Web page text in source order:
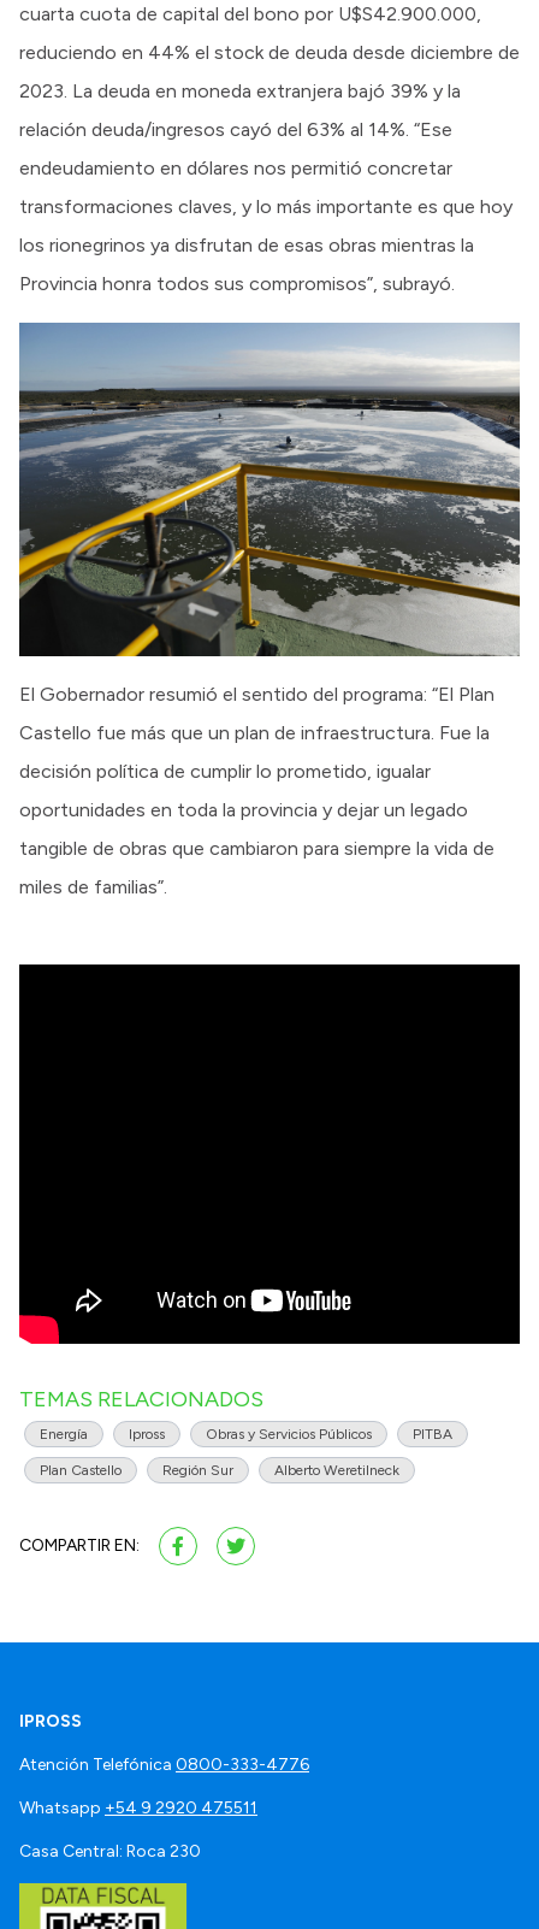
cuarta cuota de capital del bono por U$S42.900.000,
reduciendo en 44% el stock de deuda desde diciembre de
2023. La deuda en moneda extranjera bajó 39% y la
relación deuda/ingresos cayó del 63% al 14%. “Ese
endeudamiento en dólares nos permitió concretar
transformaciones claves, y lo más importante es que hoy
los rionegrinos ya disfrutan de esas obras mientras la
Provincia honra todos sus compromisos”, subrayó.
El Gobernador resumió el sentido del programa: “El Plan
Castello fue más que un plan de infraestructura. Fue la
decisión política de cumplir lo prometido, igualar
oportunidades en toda la provincia y dejar un legado
tangible de obras que cambiaron para siempre la vida de
miles de familias”.
TEMAS RELACIONADOS
Energía Ipross Obras y Servicios Públicos PITBA
Plan Castello Región Sur Alberto Weretilneck
COMPARTIR EN:
IPROSS
Atención Telefónica 0800-333-4776
Whatsapp +54 9 2920 475511
Casa Central: Roca 230